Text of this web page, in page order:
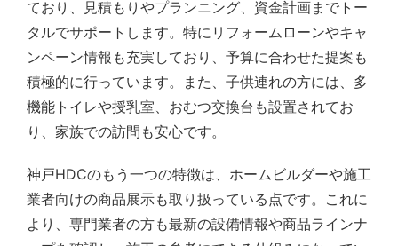
ており、見積もりやプランニング、資金計画までトー
タルでサポートします。特にリフォームローンやキャ
ンペーン情報も充実しており、予算に合わせた提案も
積極的に行っています。また、子供連れの方には、多
機能トイレや授乳室、おむつ交換台も設置されてお
り、家族での訪問も安心です。
神戸HDCのもう一つの特徴は、ホームビルダーや施工
業者向けの商品展示も取り扱っている点です。これに
より、専門業者の方も最新の設備情報や商品ラインナ